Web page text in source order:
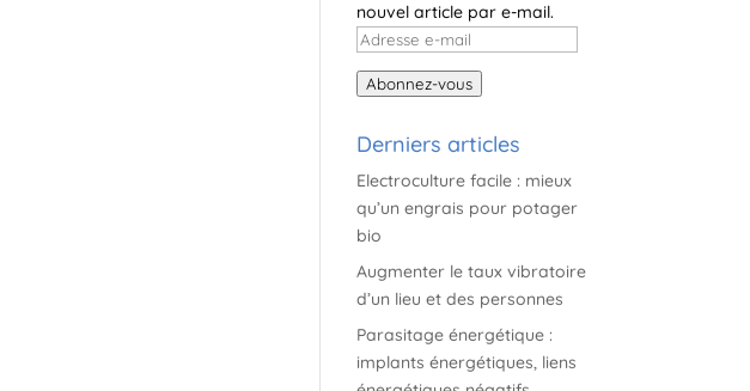
nouvel article par e-mail.
Adresse
e-
mail
Abonnez-vous
Derniers articles
Electroculture facile : mieux
qu’un engrais pour potager
bio
Augmenter le taux vibratoire
d’un lieu et des personnes
Parasitage énergétique :
implants énergétiques, liens